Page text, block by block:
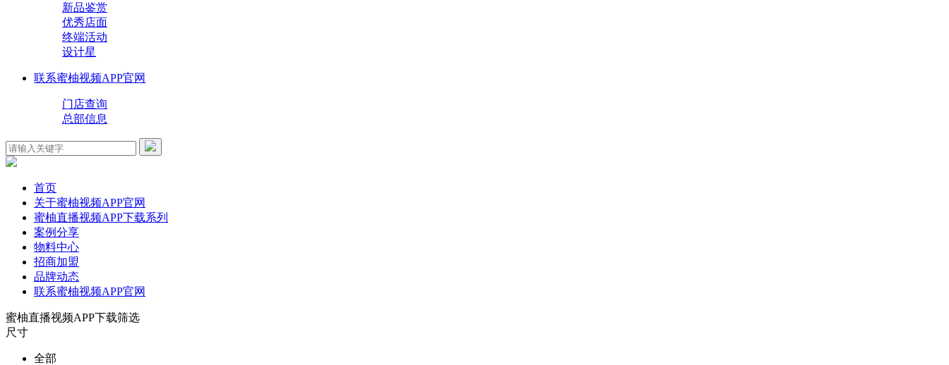
新品鉴赏
优秀店面
终端活动
设计星
联系蜜柚视频APP官网
门店查询
总部信息
首页
关于蜜柚视频APP官网
蜜柚直播视频APP下载系列
案例分享
物料中心
招商加盟
品牌动态
联系蜜柚视频APP官网
蜜柚直播视频APP下载筛选
尺寸
全部